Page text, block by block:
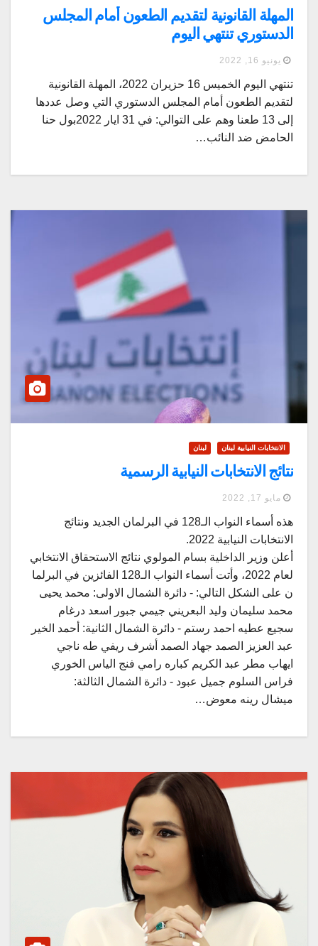
المهلة القانونية لتقديم الطعون أمام المجلس
الدستوري تنتهي اليوم
يونيو 16, 2022
تنتهي اليوم الخميس 16 حزيران 2022، المهلة القانونية
لتقديم الطعون أمام المجلس الدستوري التي وصل عددها
إلى 13 طعنا وهم على التوالي: في 31 ايار 2022بول حنا
الحامض ضد النائب…
الانتخابات النيابية لبنان لبنان
نتائج الانتخابات النيابية الرسمية
مايو 17, 2022
هذه أسماء النواب الـ128 في البرلمان الجديد ونتائج
الانتخابات النيابية 2022.
أعلن وزير الداخلية بسام المولوي نتائج الاستحقاق الانتخابي
لعام 2022، وأتت أسماء النواب الـ128 الفائزين في البرلما
ن على الشكل التالي: - دائرة الشمال الاولى: محمد يحيى
محمد سليمان وليد البعريني جيمي جبور اسعد درغام
سجيع عطيه احمد رستم - دائرة الشمال الثانية: أحمد الخير
عبد العزيز الصمد جهاد الصمد أشرف ريفي طه ناجي
ايهاب مطر عبد الكريم كباره رامي فنج الياس الخوري
فراس السلوم جميل عبود - دائرة الشمال الثالثة:
ميشال رينه معوض…